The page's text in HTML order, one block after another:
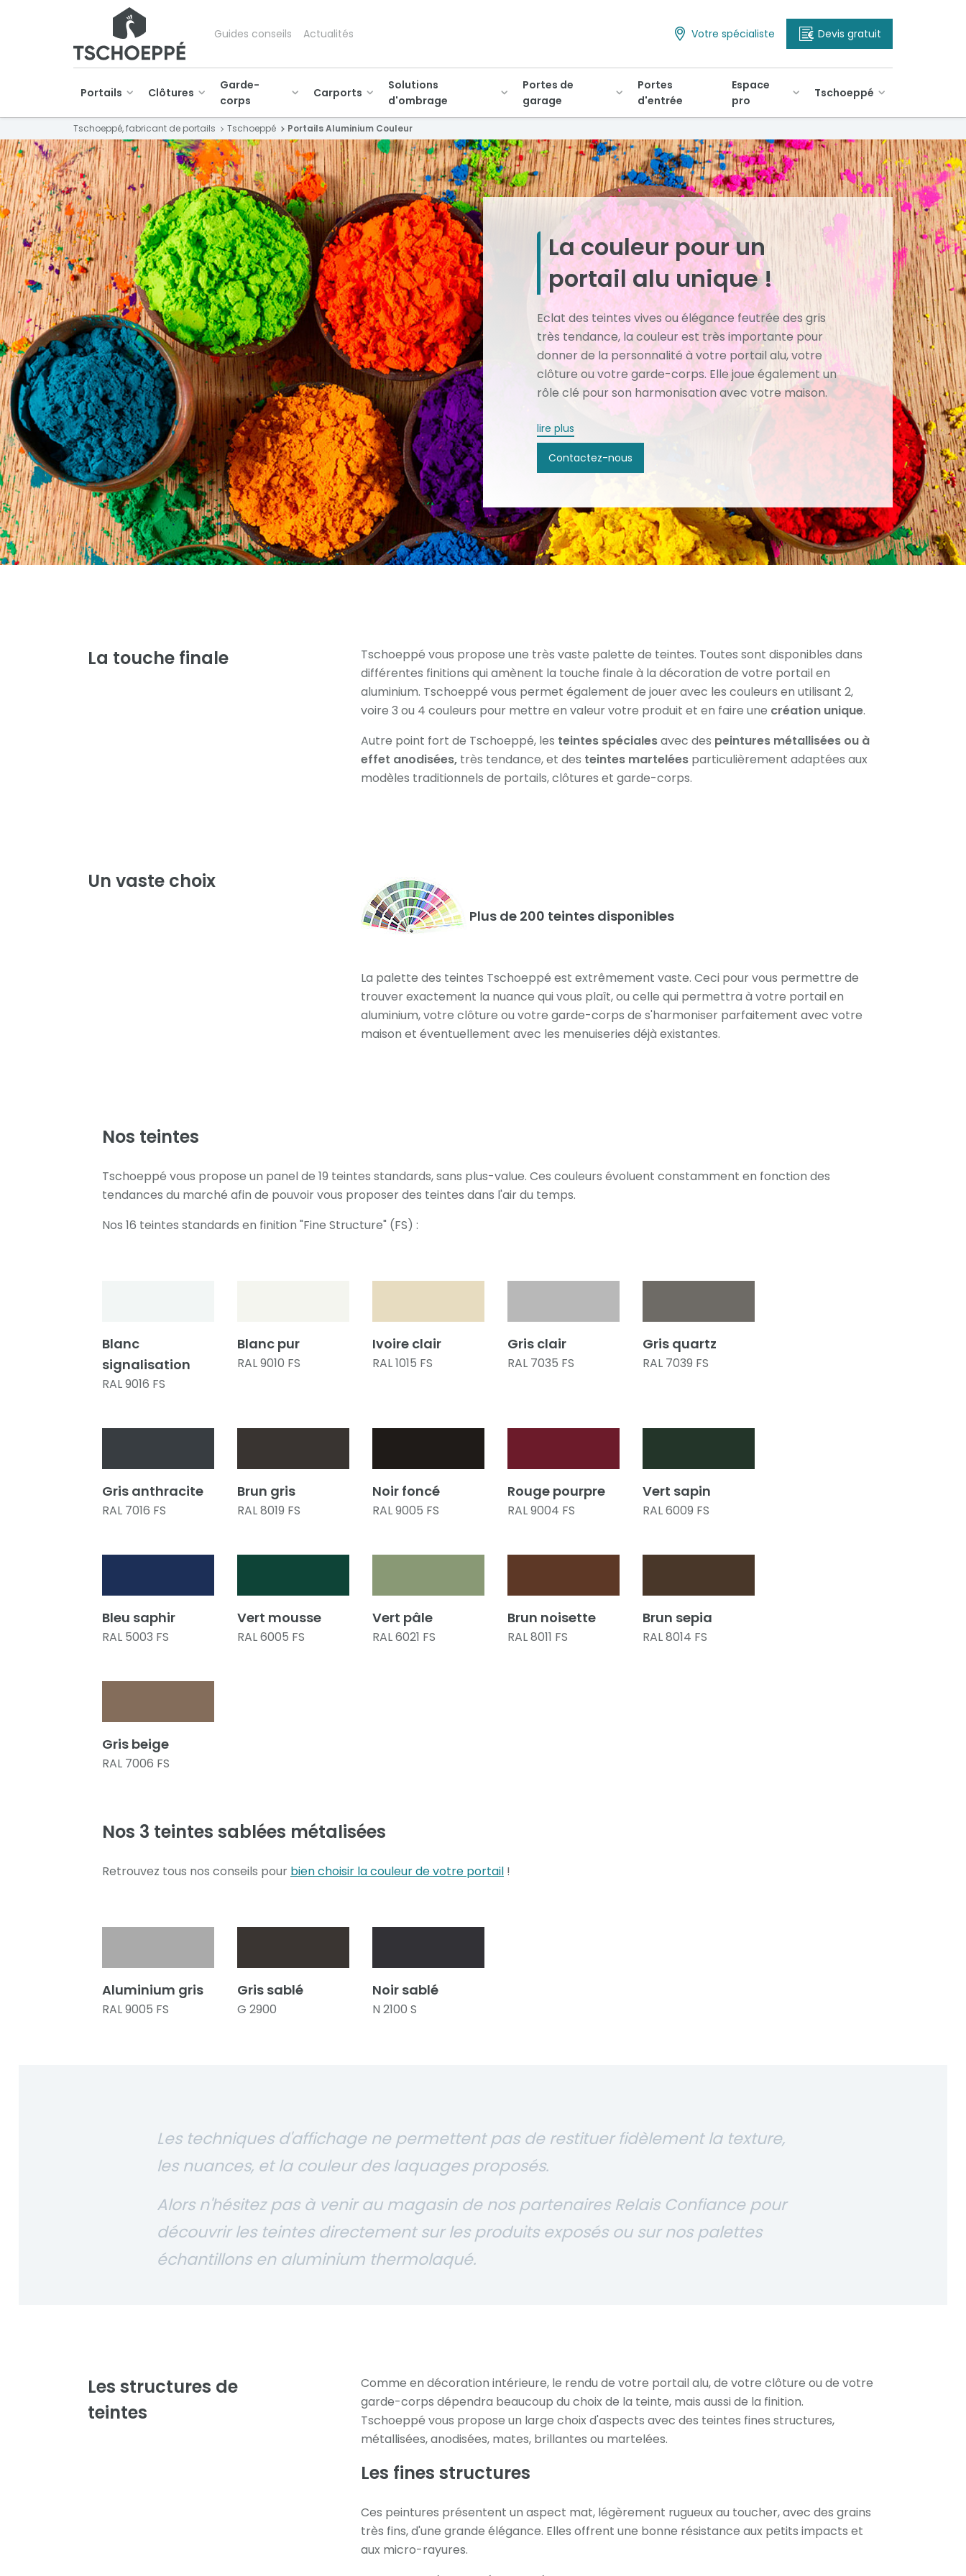
Guides conseils Actualités Votre spécialiste Devis gratuit
Portails Clôtures
Garde-
corps
Carports
Solutions
d'ombrage
Portes de
garage
Portes
d'entrée
Espace
pro
Tschoeppé
Tschoeppé, fabricant de portails Tschoeppé Portails Aluminium Couleur
La couleur pour un
portail alu unique !
Eclat des teintes vives ou élégance feutrée des gris
très tendance, la couleur est très importante pour
donner de la personnalité à votre portail alu, votre
clôture ou votre garde-corps. Elle joue également un
rôle clé pour son harmonisation avec votre maison.
lire plus
Contactez-nous
La touche finale
Tschoeppé vous propose une très vaste palette de teintes. Toutes sont disponibles dans
différentes finitions qui amènent la touche finale à la décoration de votre portail en
aluminium. Tschoeppé vous permet également de jouer avec les couleurs en utilisant 2,
voire 3 ou 4 couleurs pour mettre en valeur votre produit et en faire une création unique.
Autre point fort de Tschoeppé, les teintes spécialesavec des peintures métallisées ou à
effet anodisées, très tendance, et des teintes marteléesparticulièrement adaptées aux
modèles traditionnels de portails, clôtures et garde-corps.
Un vaste choix
Plus de 200 teintes disponibles
La palette des teintes Tschoeppé est extrêmement vaste. Ceci pour vous permettre de
trouver exactement la nuance qui vous plaît, ou celle qui permettra à votre portail en
aluminium, votre clôture ou votre garde-corps de s'harmoniser parfaitement avec votre
maison et éventuellement avec les menuiseries déjà existantes.
Nos teintes
Tschoeppé vous propose un panel de 19 teintes standards, sans plus-value. Ces couleurs évoluent constamment en fonction des
tendances du marché afin de pouvoir vous proposer des teintes dans l'air du temps.
Nos 16 teintes standards en finition "Fine Structure" (FS) :
Blanc
signalisation
RAL 9016 FS
Blanc pur
RAL 9010 FS
Ivoire clair
RAL 1015 FS
Gris clair
RAL 7035 FS
Gris quartz
RAL 7039 FS
Gris anthracite
RAL 7016 FS
Brun gris
RAL 8019 FS
Noir foncé
RAL 9005 FS
Rouge pourpre
RAL 9004 FS
Vert sapin
RAL 6009 FS
Bleu saphir
RAL 5003 FS
Vert mousse
RAL 6005 FS
Vert pâle
RAL 6021 FS
Brun noisette
RAL 8011 FS
Brun sepia
RAL 8014 FS
Gris beige
RAL 7006 FS
Nos 3 teintes sablées métalisées
Retrouvez tous nos conseils pour bien choisir la couleur de votre portail !
Aluminium gris
RAL 9005 FS
Gris sablé
G 2900
Noir sablé
N 2100 S
Les techniques d'affichage ne permettent pas de restituer fidèlement la texture,
les nuances, et la couleur des laquages proposés.
Alors n'hésitez pas à venir au magasin de nos partenaires Relais Confiance pour
découvrir les teintes directement sur les produits exposés ou sur nos palettes
échantillons en aluminium thermolaqué.
Les structures de
teintes
Comme en décoration intérieure, le rendu de votre portail alu, de votre clôture ou de votre
garde-corps dépendra beaucoup du choix de la teinte, mais aussi de la finition.
Tschoeppé vous propose un large choix d'aspects avec des teintes fines structures,
métallisées, anodisées, mates, brillantes ou martelées.
Les fines structures
Ces peintures présentent un aspect mat, légèrement rugueux au toucher, avec des grains
très fins, d'une grande élégance. Elles offrent une bonne résistance aux petits impacts et
aux micro-rayures.